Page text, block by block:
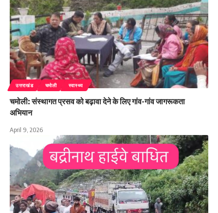
उत्तराखंड चमोली स्वास्थ्य
चमोली: संस्थागत प्रसव को बढ़ावा देने के लिए गांव-गांव जागरूकता
अभियान
April 9, 2026